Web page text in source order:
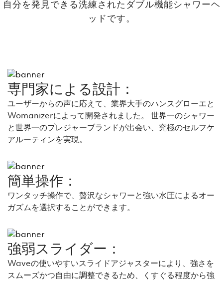
自分を発見できる洗練されたダブル機能シャワーヘ
ッドです。
専門家による設計：
ユーザーからの声に応えて、業界大手のハンスグローエと
Womanizerによって開発されました。 世界一のシャワー
と世界一のプレジャーブランドが出会い、究極のセルフケ
アルーティンを実現。
簡単操作：
ワンタッチ操作で、贅沢なシャワーと強い水圧によるオー
ガズムを選択することができます。
強弱スライダー：
Waveの使いやすいスライドアジャスターにより、強さを
スムーズかつ自由に調整できるため、くすぐる程度から強